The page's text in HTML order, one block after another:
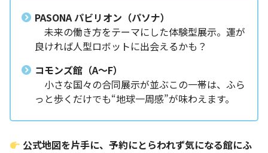
PASONA パビリオン（パソナ）
未来の働き方をテーマにした体験型展示。運が
良ければ人型ロボットに出会えるかも？
コモンズ館（A〜F）
小さな国々の合同展示が並ぶこの一帯は、ふら
っと歩くだけでも“地球一周感”が味わえます。
公式地図を片手に、予約にとらわれず気になる館にふ